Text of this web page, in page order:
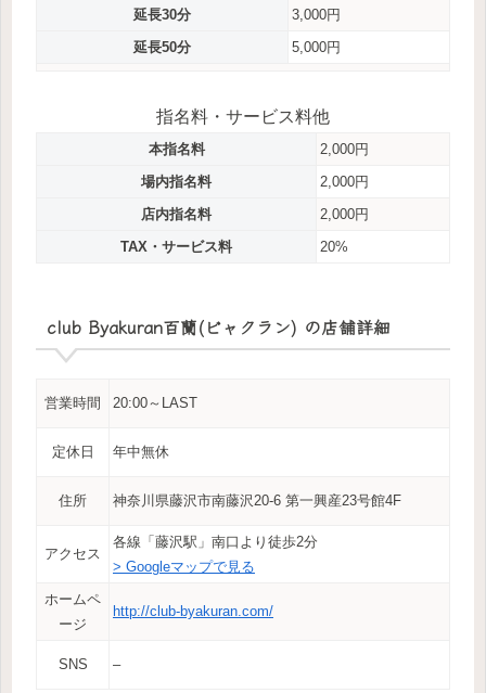
延長30分
3,000円
延長50分
5,000円
指名料・サービス料他
本指名料
2,000円
場内指名料
2,000円
店内指名料
2,000円
TAX・サービス料
20%
club Byakuran百蘭(ビャクラン) の店舗詳細
営業時間 20:00～LAST
定休日 年中無休
住所 神奈川県藤沢市南藤沢20-6 第一興産23号館4F
アクセス
各線「藤沢駅」南口より徒歩2分
> Googleマップで見る
ホームペ
ージ
http://club-byakuran.com/
SNS –